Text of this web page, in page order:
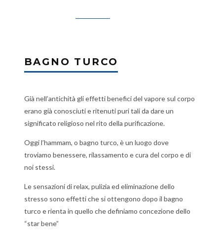
BAGNO TURCO
Già nell’antichità gli effetti benefici del vapore sul corpo
erano già conosciuti e ritenuti puri tali da dare un
significato religioso nel rito della purificazione.
Oggi l’hammam, o bagno turco, è un luogo dove
troviamo benessere, rilassamento e cura del corpo e di
noi stessi.
Le sensazioni di relax, pulizia ed eliminazione dello
stresso sono effetti che si ottengono dopo il bagno
turco e rienta in quello che definiamo concezione dello
“star bene”